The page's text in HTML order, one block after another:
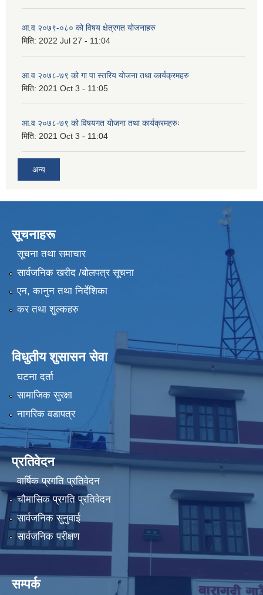
आ.व २०७९-०८० को विषय क्षेत्रगत योजनाहरु
मिति: 2022 Jul 27 - 11:04
आ.व २०७८-७९ को गा पा स्तरिय योजना तथा कार्यक्रमहरु
मिति: 2021 Oct 3 - 11:05
आ.व २०७८-७९ को विषयगत योजना तथा कार्यक्रमहरुः
मिति: 2021 Oct 3 - 11:04
अन्य
सूचनाहरू
सूचना तथा समाचार
सार्वजनिक खरीद /बोलपत्र सूचना
एन, कानुन तथा निर्देशिका
कर तथा शुल्कहरु
विधुतीय शुसासन सेवा
घटना दर्ता
सामाजिक सुरक्षा
नागरिक वडापत्र
प्रतिवेदन
वार्षिक प्रगति प्रतिवेदन
चौमासिक प्रगति प्रतिवेदन
सार्वजनिक सुनुवाई
सार्वजनिक परीक्षण
सम्पर्क